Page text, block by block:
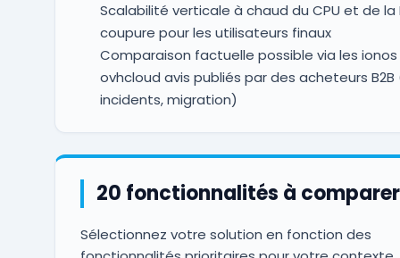
Scalabilité verticale à chaud du CPU et de la
coupure pour les utilisateurs finaux
Comparaison factuelle possible via les
ovhcloud avis publiés par des acheteurs
incidents, migration)
20 fonctionnalités à comparer
Sélectionnez votre solution en fonction des